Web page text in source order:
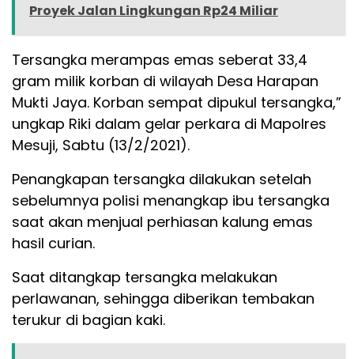
Proyek Jalan Lingkungan Rp24 Miliar
Tersangka merampas emas seberat 33,4
gram milik korban di wilayah Desa Harapan
Mukti Jaya. Korban sempat dipukul tersangka,”
ungkap Riki dalam gelar perkara di Mapolres
Mesuji, Sabtu (13/2/2021).
Penangkapan tersangka dilakukan setelah
sebelumnya polisi menangkap ibu tersangka
saat akan menjual perhiasan kalung emas
hasil curian.
Saat ditangkap tersangka melakukan
perlawanan, sehingga diberikan tembakan
terukur di bagian kaki.